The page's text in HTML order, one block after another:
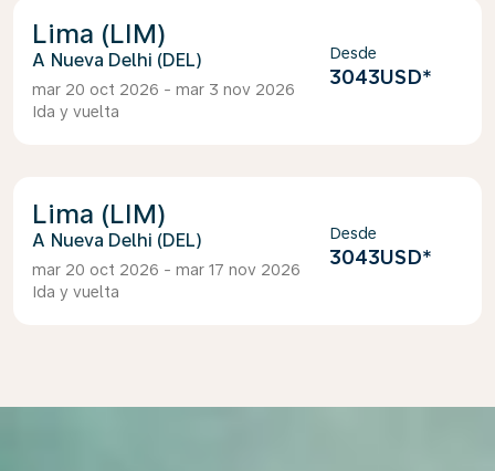
Lima (LIM)
Nueva Delhi (DEL)
mar 20 oct 2026 - mar 3 nov 2026
Ida y vuelta
Desde
3043USD*
Lima (LIM)
Nueva Delhi (DEL)
mar 20 oct 2026 - mar 17 nov 2026
Ida y vuelta
Desde
3043USD*